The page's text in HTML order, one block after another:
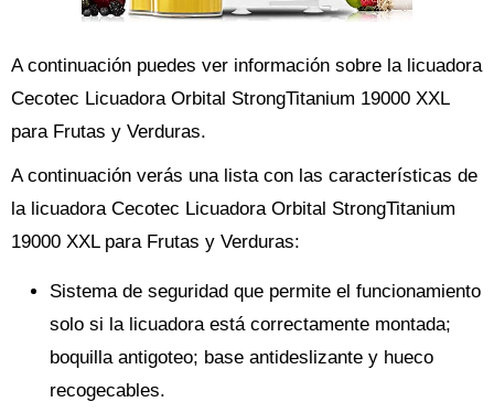
A continuación puedes ver información sobre la licuadora
Cecotec Licuadora Orbital StrongTitanium 19000 XXL
para Frutas y Verduras.
A continuación verás una lista con las características de
la licuadora Cecotec Licuadora Orbital StrongTitanium
19000 XXL para Frutas y Verduras:
Sistema de seguridad que permite el funcionamiento
solo si la licuadora está correctamente montada;
boquilla antigoteo; base antideslizante y hueco
recogecables.